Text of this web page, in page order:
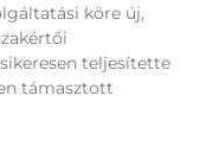
köre új,
teljesítette
támasztott